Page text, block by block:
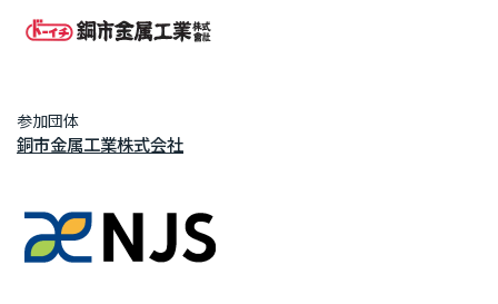
参加団体
銅市金属工業株式会社